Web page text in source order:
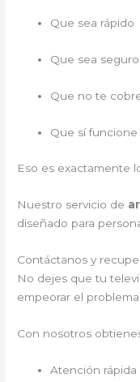
Que sea rápido
Que sea seguro
Que no te
Que sí
Eso es exactamente
Nuestro servicio de
diseñado para
Contáctanos y
No dejes que tu
empeorar el problema.
Con nosotros
Atención rápida